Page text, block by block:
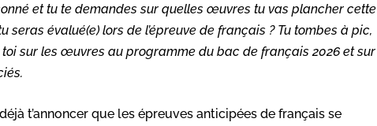
et tu te demandes sur quelles œuvres tu vas plancher cette
évalué(e) lors de l’épreuve de français ? Tu tombes à pic,
sur les œuvres au programme du bac de français 2026 et sur
t’annoncer que les épreuves anticipées de français se